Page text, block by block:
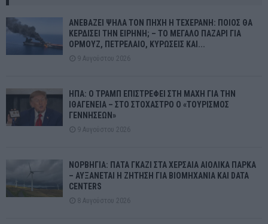
ΑΝΕΒΑΖΕΙ ΨΗΛΑ ΤΟΝ ΠΗΧΗ Η ΤΕΧΕΡΑΝΗ: ΠΟΙΟΣ ΘΑ
ΚΕΡΔΙΣΕΙ ΤΗΝ ΕΙΡΗΝΗ; – ΤΟ ΜΕΓΑΛΟ ΠΑΖΑΡΙ ΓΙΑ
ΟΡΜΟΥΖ, ΠΕΤΡΕΛΑΙΟ, ΚΥΡΩΣΕΙΣ ΚΑΙ...
9 Αυγούστου 2026
ΗΠΑ: Ο ΤΡΑΜΠ ΕΠΙΣΤΡΕΦΕΙ ΣΤΗ ΜΑΧΗ ΓΙΑ ΤΗΝ
ΙΘΑΓΕΝΕΙΑ – ΣΤΟ ΣΤΟΧΑΣΤΡΟ Ο «ΤΟΥΡΙΣΜΟΣ
ΓΕΝΝΗΣΕΩΝ»
9 Αυγούστου 2026
ΝΟΡΒΗΓΙΑ: ΠΑΤΑ ΓΚΑΖΙ ΣΤΑ ΧΕΡΣΑΙΑ ΑΙΟΛΙΚΑ ΠΑΡΚΑ
– ΑΥΞΑΝΕΤΑΙ Η ΖΗΤΗΣΗ ΓΙΑ ΒΙΟΜΗΧΑΝΙΑ ΚΑΙ DATA
CENTERS
8 Αυγούστου 2026